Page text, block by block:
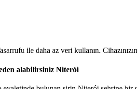
ile daha az veri kullanın.
alabilirsiniz Niterói